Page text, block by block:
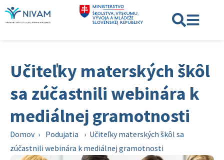
Učiteľky materských škôl
sa zúčastnili webinára k
mediálnej gramotnosti
Domov › Podujatia › Učiteľky materských škôl sa
zúčastnili webinára k mediálnej gramotnosti